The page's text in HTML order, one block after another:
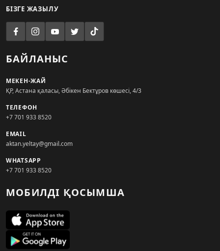
БІЗГЕ ЖАЗЫЛУ
БАЙЛАНЫС
МЕКЕН-ЖАЙ
ҚР, Астана қаласы, Әбікен Бектұров көшесі, 4/3
ТЕЛЕФОН
+7 701 933 8520
EMAIL
aktan.yeltay@gmail.com
WHATSAPP
+7 701 933 8520
МОБИЛДІ ҚОСЫМША